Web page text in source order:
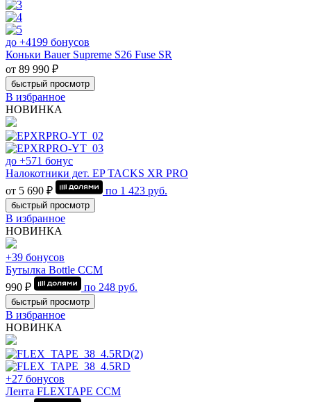
до +4199 бонусов
Коньки Bauer Supreme S26 Fuse SR
от 89 990 ₽
быстрый просмотр
В избранное
НОВИНКА
до +571 бонус
Налокотники дет. EP TACKS XR PRO
от 5 690 ₽
по 1 423 руб.
быстрый просмотр
В избранное
НОВИНКА
+39 бонусов
Бутылка Bottle CCM
990 ₽
по 248 руб.
быстрый просмотр
В избранное
НОВИНКА
+27 бонусов
Лента FLEXTAPE CCM